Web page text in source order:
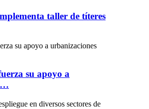
taller de títeres
su apoyo a